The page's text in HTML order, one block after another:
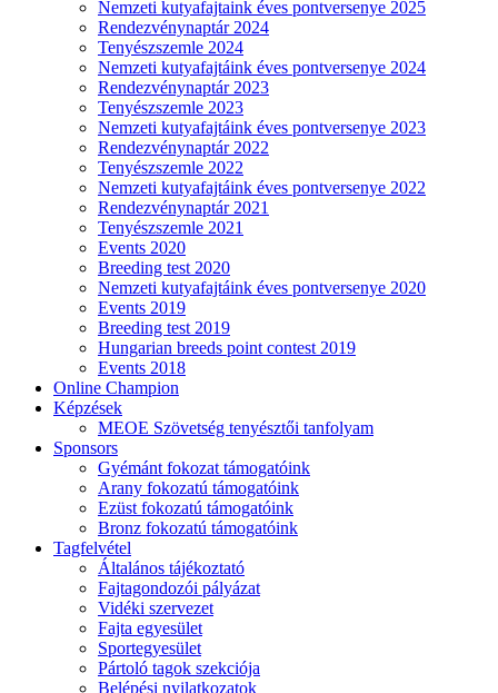
Nemzeti kutyafajtaink éves pontversenye 2025
Rendezvénynaptár 2024
Tenyészszemle 2024
Nemzeti kutyafajtáink éves pontversenye 2024
Rendezvénynaptár 2023
Tenyészszemle 2023
Nemzeti kutyafajtáink éves pontversenye 2023
Rendezvénynaptár 2022
Tenyészszemle 2022
Nemzeti kutyafajtáink éves pontversenye 2022
Rendezvénynaptár 2021
Tenyészszemle 2021
Events 2020
Breeding test 2020
Nemzeti kutyafajtáink éves pontversenye 2020
Events 2019
Breeding test 2019
Hungarian breeds point contest 2019
Events 2018
Online Champion
Képzések
MEOE Szövetség tenyésztői tanfolyam
Sponsors
Gyémánt fokozat támogatóink
Arany fokozatú támogatóink
Ezüst fokozatú támogatóink
Bronz fokozatú támogatóink
Tagfelvétel
Általános tájékoztató
Fajtagondozói pályázat
Vidéki szervezet
Fajta egyesület
Sportegyesület
Pártoló tagok szekciója
Belépési nyilatkozatok